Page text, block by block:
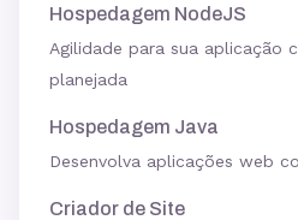
Hospedagem NodeJS
Agilidade para sua aplicação
planejada
Hospedagem Java
Desenvolva aplicações web
Criador de Site